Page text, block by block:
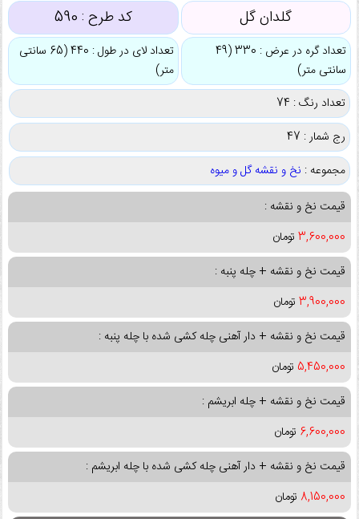
گلدان گل کد طرح : 590
تعداد گره در عرض : 330 (49
سانتی متر)
تعداد لای در طول : 440 (65 سانتی
متر)
تعداد رنگ : 74
رج شمار : 47
مجموعه : نخ و نقشه گل و میوه
قیمت نخ و نقشه :
3,600,000 تومان
قیمت نخ و نقشه + چله پنبه :
3,900,000 تومان
قیمت نخ و نقشه + دار آهنی چله کشی شده با چله پنبه :
5,450,000 تومان
قیمت نخ و نقشه + چله ابریشم :
6,600,000 تومان
قیمت نخ و نقشه + دار آهنی چله کشی شده با چله ابریشم :
8,150,000 تومان